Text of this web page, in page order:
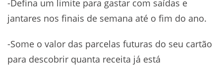
-Defina um limite para gastar com saídas e
jantares nos finais de semana até o fim do ano.
-Some o valor das parcelas futuras do seu cartão
para descobrir quanta receita já está